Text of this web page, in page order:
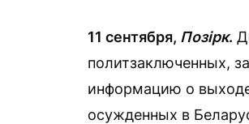
11 сентября, Позірк.
политзаключенных,
информацию о
осужденных в